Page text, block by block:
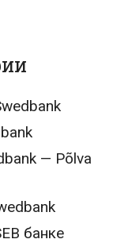
— Põlva
банке